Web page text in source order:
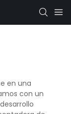
en una
con un